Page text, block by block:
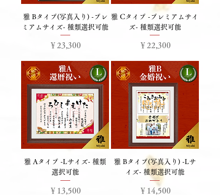
雅 Bタイプ(写真入り) -プレ
ミアムサイズ- 種類選択可能
価格
￥23,300
雅 Cタイプ -プレミアムサイ
ズ- 種類選択可能
価格
￥22,300
雅 Aタイプ -Lサイズ- 種類
選択可能
価格
￥13,500
雅 Bタイプ(写真入り) -Lサ
イズ- 種類選択可能
価格
￥14,500